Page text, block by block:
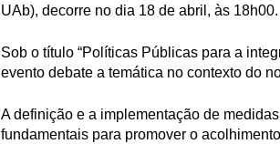
UAb), decorre no dia 18 de abril, às 18h00.
Sob o título “Políticas Públicas para a
evento debate a temática no contexto do
A definição e a implementação de
fundamentais para promover o